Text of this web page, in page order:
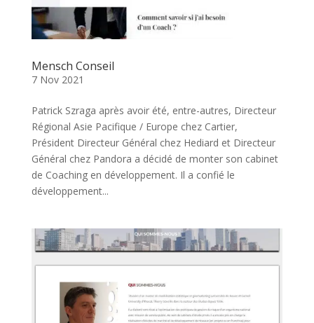
Mensch Conseil
7 Nov 2021
Patrick Szraga après avoir été, entre-autres, Directeur
Régional Asie Pacifique / Europe chez Cartier,
Président Directeur Général chez Hediard et Directeur
Général chez Pandora a décidé de monter son cabinet
de Coaching en développement. Il a confié le
développement...